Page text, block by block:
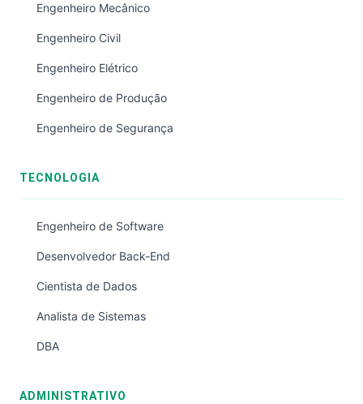
Engenheiro Mecânico
Engenheiro Civil
Engenheiro Elétrico
Engenheiro de Produção
Engenheiro de Segurança
TECNOLOGIA
Engenheiro de Software
Desenvolvedor Back-End
Cientista de Dados
Analista de Sistemas
DBA
ADMINISTRATIVO